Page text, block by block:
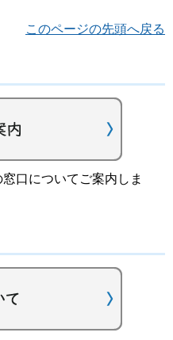
このページの先頭へ戻る
口についてご案内しま